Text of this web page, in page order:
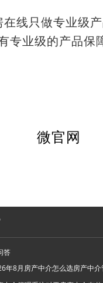
在线只做专业级产
专业级的产品保
微官网
答